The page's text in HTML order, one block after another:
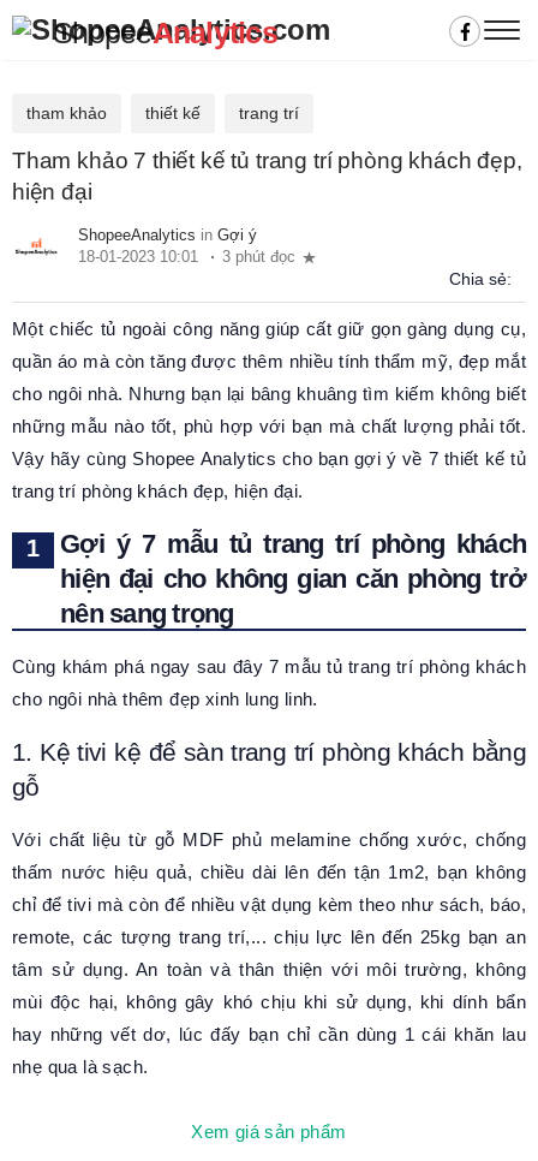
ShopeeAnalytics
tham khảo thiết kế trang trí
Tham khảo 7 thiết kế tủ trang trí phòng khách đẹp,
hiện đại
ShopeeAnalytics in Gợi ý
18-01-2023 10:01
3 phút đọc
Chia sẻ:
Một chiếc tủ ngoài công năng giúp cất giữ gọn gàng dụng cụ,
quần áo mà còn tăng được thêm nhiều tính thẩm mỹ, đẹp mắt
cho ngôi nhà. Nhưng bạn lại bâng khuâng tìm kiếm không biết
những mẫu nào tốt, phù hợp với bạn mà chất lượng phải tốt.
Vậy hãy cùng Shopee Analytics cho bạn gợi ý về 7 thiết kế tủ
trang trí phòng khách đẹp, hiện đại.
Gợi ý 7 mẫu tủ trang trí phòng khách
hiện đại cho không gian căn phòng trở
nên sang trọng
Cùng khám phá ngay sau đây 7 mẫu tủ trang trí phòng khách
cho ngôi nhà thêm đẹp xinh lung linh.
1. Kệ tivi kệ để sàn trang trí phòng khách bằng
gỗ
Với chất liệu từ gỗ MDF phủ melamine chống xước, chống
thấm nước hiệu quả, chiều dài lên đến tận 1m2, bạn không
chỉ để tivi mà còn để nhiều vật dụng kèm theo như sách, báo,
remote, các tượng trang trí,... chịu lực lên đến 25kg bạn an
tâm sử dụng. An toàn và thân thiện với môi trường, không
mùi độc hại, không gây khó chịu khi sử dụng, khi dính bẩn
hay những vết dơ, lúc đấy bạn chỉ cần dùng 1 cái khăn lau
nhẹ qua là sạch.
Xem giá sản phẩm